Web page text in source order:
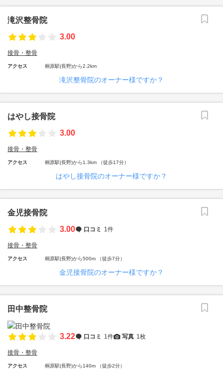
滝沢整骨院
3.00
接骨・整骨
アクセス 桐原駅(長野)から2.2km
滝沢整骨院のオーナー様ですか？
はやし接骨院
3.00
接骨・整骨
アクセス 桐原駅(長野)から1.3km （徒歩17分）
はやし接骨院のオーナー様ですか？
金児接骨院
3.00
口コミ 1件
接骨・整骨
アクセス 桐原駅(長野)から500m （徒歩7分）
金児接骨院のオーナー様ですか？
田中整骨院
3.22 口コミ 1件 写真 1枚
接骨・整骨
アクセス 桐原駅(長野)から140m （徒歩2分）